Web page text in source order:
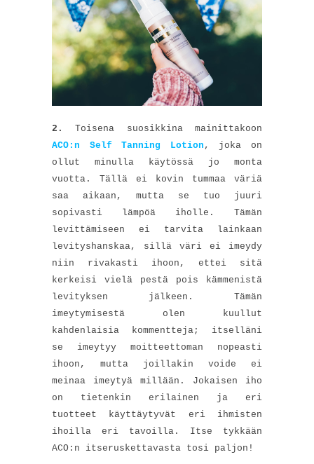
2.
Toisena suosikkina mainittakoon
ACO:n Self Tanning Lotion , joka on
ollut minulla käytössä jo monta
vuotta. Tällä ei kovin tummaa väriä
saa aikaan, mutta se tuo juuri
sopivasti lämpöä iholle. Tämän
levittämiseen ei tarvita lainkaan
levityshanskaa, sillä väri ei imeydy
niin rivakasti ihoon, ettei sitä
kerkeisi vielä pestä pois kämmenistä
levityksen jälkeen. Tämän
imeytymisestä olen kuullut
kahdenlaisia kommentteja; itselläni
se imeytyy moitteettoman nopeasti
ihoon, mutta joillakin voide ei
meinaa imeytyä millään. Jokaisen iho
on tietenkin erilainen ja eri
tuotteet käyttäytyvät eri ihmisten
ihoilla eri tavoilla. Itse tykkään
ACO:n itseruskettavasta tosi paljon!